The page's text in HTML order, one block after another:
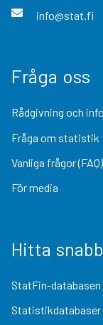
info@stat.fi
Fråga oss
Rådgivning och
Fråga om statistik
Vanliga frågor (FAQ)
För media
Hitta
StatFin-databasen
Statistikdatabaser